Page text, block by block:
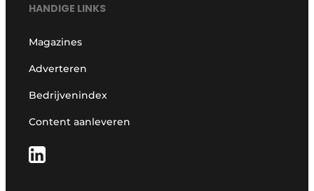
HANDIGE LINKS
Magazines
Adverteren
Bedrijvenindex
Content aanleveren